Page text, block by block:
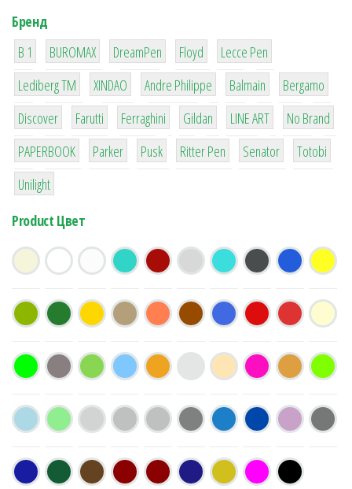
Бренд
B 1
1
BUROMAX
1
DreamPen
2
Floyd
2
Lecce Pen
3
Lediberg ТМ
3
XINDAO
1
Andre Philippe
4
Balmain
26
Bergamo
64
Discover
299
Farutti
4
Ferraghini
42
Gildan
4
LINE ART
90
No Brand
8
PAPERBOOK
6
Parker
2
Pusk
22
Ritter Pen
15
Senator
43
Totobi
1
Unilight
Product Цвет